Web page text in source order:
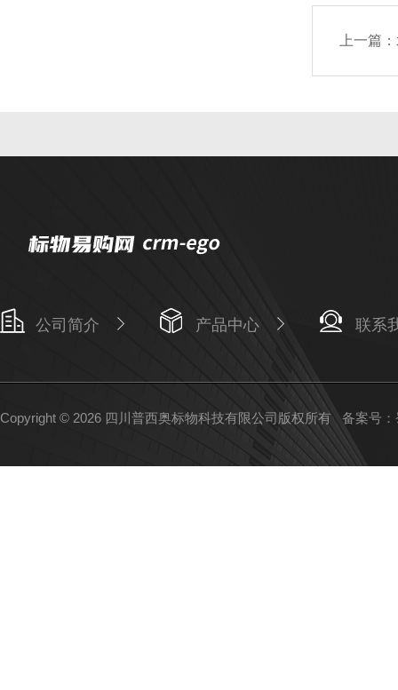
上一篇：
公司简介 产品中心 联系
Copyright © 2026 四川普西奥标物科技有限公司版权所有 备案号：